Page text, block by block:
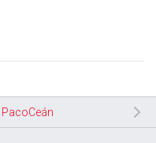
PacoCeán